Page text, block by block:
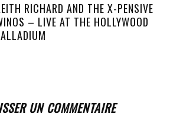
RICHARD AND THE X-PENSIVE
– LIVE AT THE HOLLYWOOD
UN COMMENTAIRE